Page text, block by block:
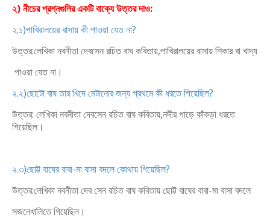
২) নীচের প্রশ্নগুলির একটি বাক্যে উত্তর দাও:
২.১)পাখিরালয়ের বাসায় কী পাওয়া যেত না?
উত্তর:লেখিকা নবনীতা দেবসেন রচিত বাঘ কবিতায়,পাখিরালয়ের বাসায় শিকার বা খাদ্য
পাওয়া যেত না।
২.২)ছোটো বাঘ তার খিদে মেটানোর জন্য প্রথমে কী ধরতে গিয়েছিল?
উত্তর: লেখিকা নবনীতা দেবসেন রচিত বাঘ কবিতায়,নদীর পাড়ে কাঁকড়া ধরতে
গিয়েছিল।
২.৩)ছোট্ট বাঘের বাবা-মা বাসা বদলে কোথায় গিয়েছিল?
উত্তর:লেখিকা নবনীতা দেব সেন রচিত বাঘ কবিতায় ছোট্ট বাঘের বাবা-মা বাসা বদলে
সজনেখালিতে গিয়েছিল।